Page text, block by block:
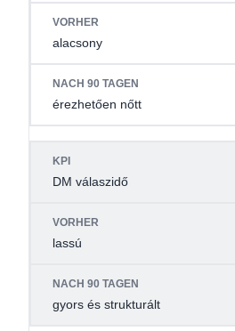
alacsony
érezhetően nőtt
DM válaszidő
lassú
gyors és strukturált